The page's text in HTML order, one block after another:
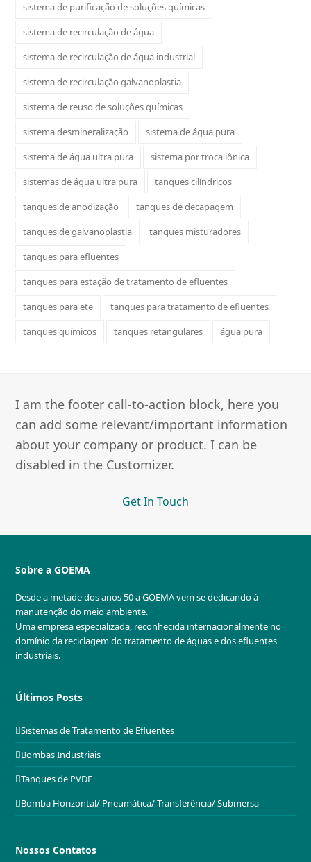
sistema de purificação de soluções químicas
sistema de recirculação de água
sistema de recirculação de água industrial
sistema de recirculação galvanoplastia
sistema de reuso de soluções químicas
sistema desmineralização
sistema de água pura
sistema de água ultra pura
sistema por troca iônica
sistemas de água ultra pura
tanques cilíndricos
tanques de anodização
tanques de decapagem
tanques de galvanoplastia
tanques misturadores
tanques para efluentes
tanques para estação de tratamento de efluentes
tanques para ete
tanques para tratamento de efluentes
tanques químicos
tanques retangulares água pura
I am the footer call-to-action block, here you
can add some relevant/important information
about your company or product. I can be
disabled in the Customizer.
Get In Touch
Sobre a GOEMA
Desde a metade dos anos 50 a GOEMA vem se dedicando à
manutenção do meio ambiente.
Uma empresa especializada, reconhecida internacionalmente no
domínio da reciclagem do tratamento de águas e dos efluentes
industriais.
Últimos Posts
Sistemas de Tratamento de Efluentes
Bombas Industriais
Tanques de PVDF
Bomba Horizontal/ Pneumática/ Transferência/ Submersa
Nossos Contatos